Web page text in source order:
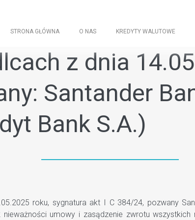
STRONA GŁÓWNA O NAS KREDYTY WALUTOWE
z dnia
Santander
Bank S.A.)
roku, sygnatura akt I C 384/24, pozwany
nieważności umowy i zasądzenie zwrotu